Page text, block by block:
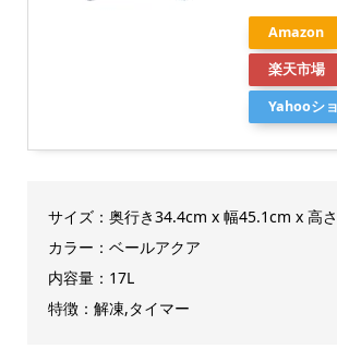
Amazon
楽天市場
Yahooシ
サイズ：奥行き34.4cm x 幅45.1cm x 高
カラー：ベールアクア
内容量：17L
特徴：解凍,タイマー